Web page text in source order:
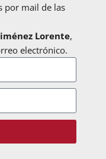
por mail de las
Lorente,
electrónico.